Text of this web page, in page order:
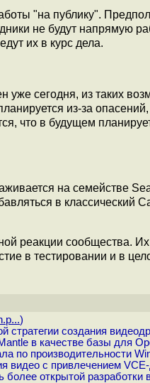
"на публику".
не будут напрямую
их в курс дела.
сегодня, из таких
из-за
что в будущем
на семействе
в классический
реакции сообщества.
в тестировании и в
)
стратегии создания
в качестве базы для
по производительности
видео с привлечением
открытой разработки